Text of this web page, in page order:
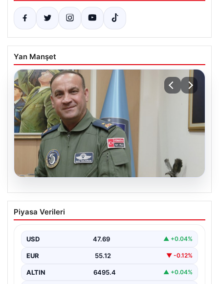
Yan Manşet
Rafet Dalkıran kimdir? Yeni Hava
Kuvvetleri Komutanı Rafet Dalkıran’ın
Piyasa Verileri
USD 47.69 ▲ +0.04%
EUR 55.12 ▼ -0.12%
ALTIN 6495.4 ▲ +0.04%